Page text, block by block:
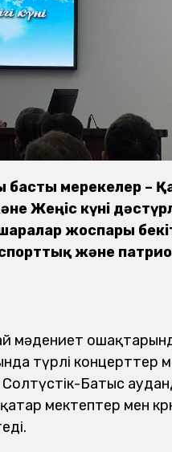
басты мерекелер –
Жеңіс күні
жоспары
және
мәдениет
түрлі концерттер
Батыс
мектептер мен